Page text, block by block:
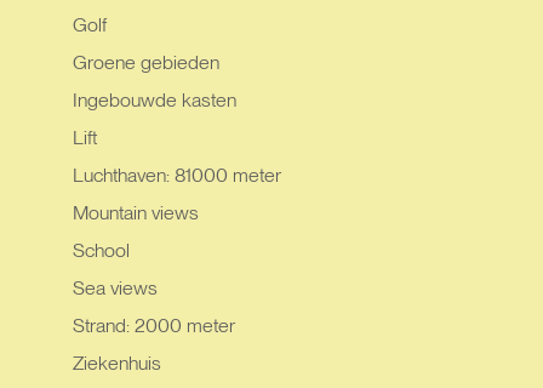
Golf
Groene gebieden
Ingebouwde kasten
Lift
Luchthaven: 81000 meter
Mountain views
School
Sea views
Strand: 2000 meter
Ziekenhuis